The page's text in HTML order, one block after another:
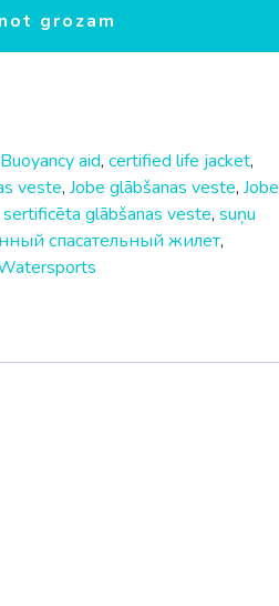
grozam
Buoyancy aid,certified life jacket,
veste,Jobe glābšanas veste,Jobe
sertificēta glābšanas veste,suņu
спасательный жилет,